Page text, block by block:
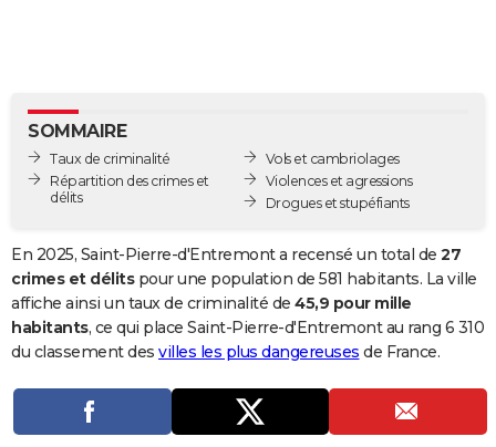
BONS PLANS
CARTE DE VOEUX
Dictionnaire
Biographies
Citations
Expressions
Proverbes
PROGRAMME TV
S'inscrire
Se connecter
Lycées
Collèges
Primaires
Universités
Entreprises
Service militaire
Avis de recherche
AVIS DE DÉCÈS
SOMMAIRE
Taux de criminalité
Répartition des crimes et
délits
Vols et cambriolages
Violences et agressions
Drogues et stupéfiants
En 2025, Saint-Pierre-d'Entremont a recensé un total de 27
crimes et délitspour une population de 581 habitants. La ville
affiche ainsi un taux de criminalité de 45,9 pour mille
habitants, ce qui place Saint-Pierre-d'Entremont au rang 6 310
du classement des villes les plus dangereuses de France.